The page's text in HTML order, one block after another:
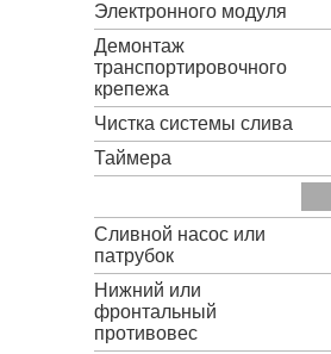
Электронного модуля
Демонтаж
транспортировочного
крепежа
Чистка системы слива
Таймера
Сливной насос или
патрубок
Нижний или
фронтальный
противовес